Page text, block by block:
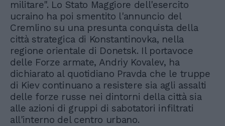
militare". Lo Stato Maggiore dell'esercito
ucraino ha poi smentito l'annuncio del
Cremlino su una presunta conquista della
città strategica di Konstantinovka, nella
regione orientale di Donetsk. Il portavoce
delle Forze armate, Andriy Kovalev, ha
dichiarato al quotidiano Pravda che le truppe
di Kiev continuano a resistere sia agli assalti
delle forze russe nei dintorni della città sia
alle azioni di gruppi di sabotatori infiltrati
all'interno del centro urbano.